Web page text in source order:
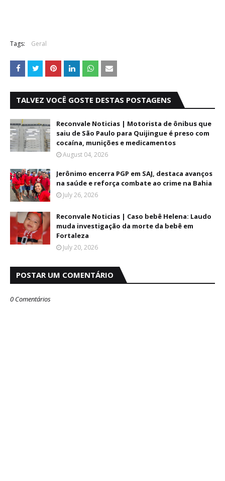
Tags: Geral
TALVEZ VOCÊ GOSTE DESTAS POSTAGENS
Reconvale Noticias | Motorista de ônibus que
saiu de São Paulo para Quijingue é preso com
cocaína, munições e medicamentos
August 04, 2026
Jerônimo encerra PGP em SAJ, destaca avanços
na saúde e reforça combate ao crime na Bahia
July 26, 2026
Reconvale Noticias | Caso bebê Helena: Laudo
muda investigação da morte da bebê em
Fortaleza
July 20, 2026
POSTAR UM COMENTÁRIO
0 Comentários